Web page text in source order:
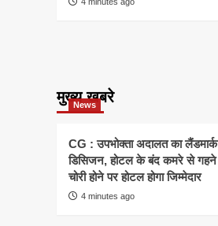
मुख्य खबरे
News
CG : उपभोक्ता अदालत का लैंडमार्क
डिसिजन, होटल के बंद कमरे से गहने
चोरी होने पर होटल होगा जिम्मेदार
4 minutes ago